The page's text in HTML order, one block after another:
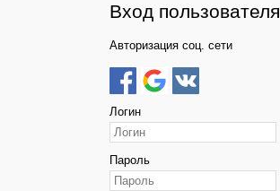
Вход пользователя
Авторизация соц. сети
Логин
Пароль